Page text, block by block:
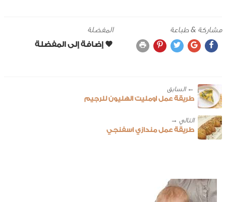
مشاركة & طباعة المفضلة
← ‎السابق
طريقة عمل اومليت الهليون للرجيم
طريقة عمل مندازي اسفنجي